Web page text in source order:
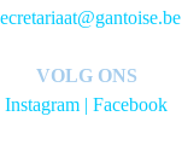
VOLG ONS
Instagram | Facebook